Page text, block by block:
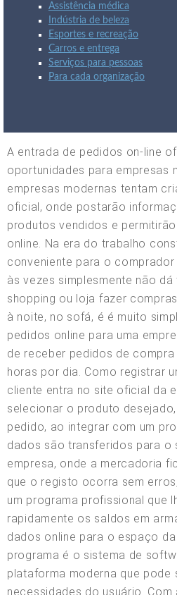
Assistência médica
Indústria de beleza
Esportes e recreação
Carros e entrega
Serviços para pessoas
Para cada organização
A entrada de pedidos on-line
oportunidades para empresas
empresas modernas tentam
oficial, onde postarão
produtos vendidos e
online. Na era do trabalho
conveniente para o
às vezes simplesmente não
shopping ou loja fazer
à noite, no sofá, é é muito
pedidos online para uma
de receber pedidos de
horas por dia. Como registrar
cliente entra no site oficial da
selecionar o produto
pedido, ao integrar com um
dados são transferidos para o
empresa, onde a mercadoria
que o registo ocorra sem
um programa profissional que
rapidamente os saldos em
dados online para o espaço
programa é o sistema de
plataforma moderna que pode
necessidades do usuário.